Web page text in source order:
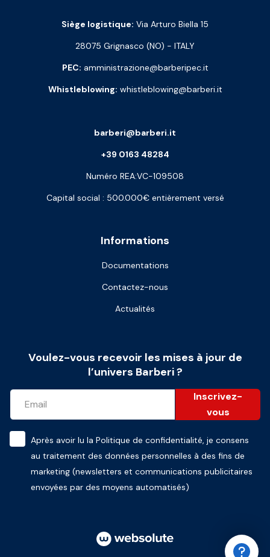
Siège logistique: Via Arturo Biella 15
28075 Grignasco (NO) - ITALY
PEC: amministrazione@barberipec.it
Whistleblowing: whistleblowing@barberi.it
Informations
Documentations
Contactez-nous
Actualités
barberi@barberi.it
+39 0163 48284
Numéro REA:VC-109508
Capital social : 500.000€ entièrement versé
Voulez-vous recevoir les mises à jour de
l’univers Barberi ?
Inscrivez-
vous
Après avoir lu la Politique de confidentialité, je consens
au traitement des données personnelles à des fins de
marketing (newsletters et communications publicitaires
envoyées par des moyens automatisés)